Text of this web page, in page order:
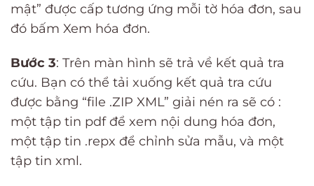
mật” được cấp tương ứng mỗi tờ hóa đơn, sau
đó bấm Xem hóa đơn.
Bước 3: Trên màn hình sẽ trả về kết quả tra
cứu. Bạn có thể tải xuống kết quả tra cứu
được bằng “file .ZIP XML” giải nén ra sẽ có :
một tập tin pdf để xem nội dung hóa đơn,
một tập tin .repx để chỉnh sửa mẫu, và một
tập tin xml.